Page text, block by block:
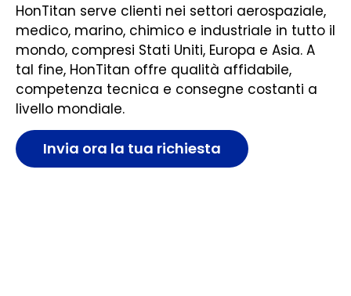
HonTitan serve clienti nei settori aerospaziale,
medico, marino, chimico e industriale in tutto il
mondo, compresi Stati Uniti, Europa e Asia. A
tal fine, HonTitan offre qualità affidabile,
competenza tecnica e consegne costanti a
livello mondiale.
Invia ora la tua richiesta